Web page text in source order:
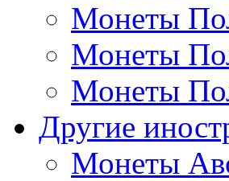
Монеты
Монеты
Монеты
Другие
Монеты